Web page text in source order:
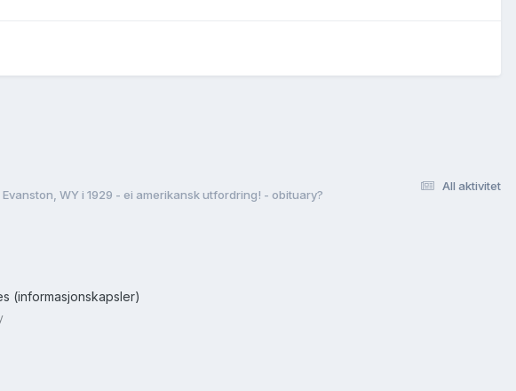
All aktivitet
WY i 1929 - ei amerikansk utfordring! - obituary?
(informasjonskapsler)